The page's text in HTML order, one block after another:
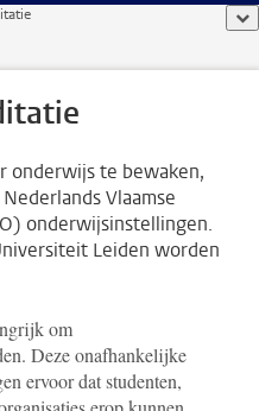
onderwijs te bewaken,
Vlaamse
onderwijsinstellingen.
Leiden worden
om
Deze onafhankelijke
ervoor dat studenten,